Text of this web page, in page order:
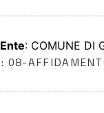
Ente: COMUNE DI
: 08-